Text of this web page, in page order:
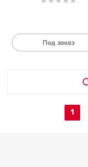
Под заказ
1